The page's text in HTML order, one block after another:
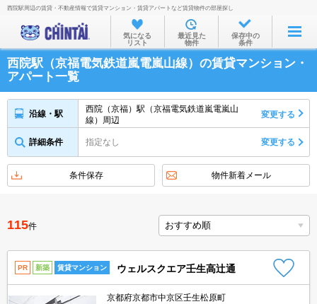
お部屋を探す
沿線・駅から
住所から
家賃相場から
不動産会社から
西院駅周辺の賃貸・不動産情報で賃貸マンション・賃貸アパートなど賃貸物件の部屋探し
気になる
リスト
最近見た
物件
保存中の
条件
西院駅（京福電気鉄道嵐電嵐山線）の賃貸マンション・
アパート一覧
沿線・駅
西院（京福）駅（京福電気鉄道嵐電嵐山
線）周辺
変更する
詳細条件 指定なし 変更する
条件保存 物件新着メール
115件
PR 新築 賃貸マンション ウェルスクエア壬生高辻通
京都府京都市中京区壬生松原町